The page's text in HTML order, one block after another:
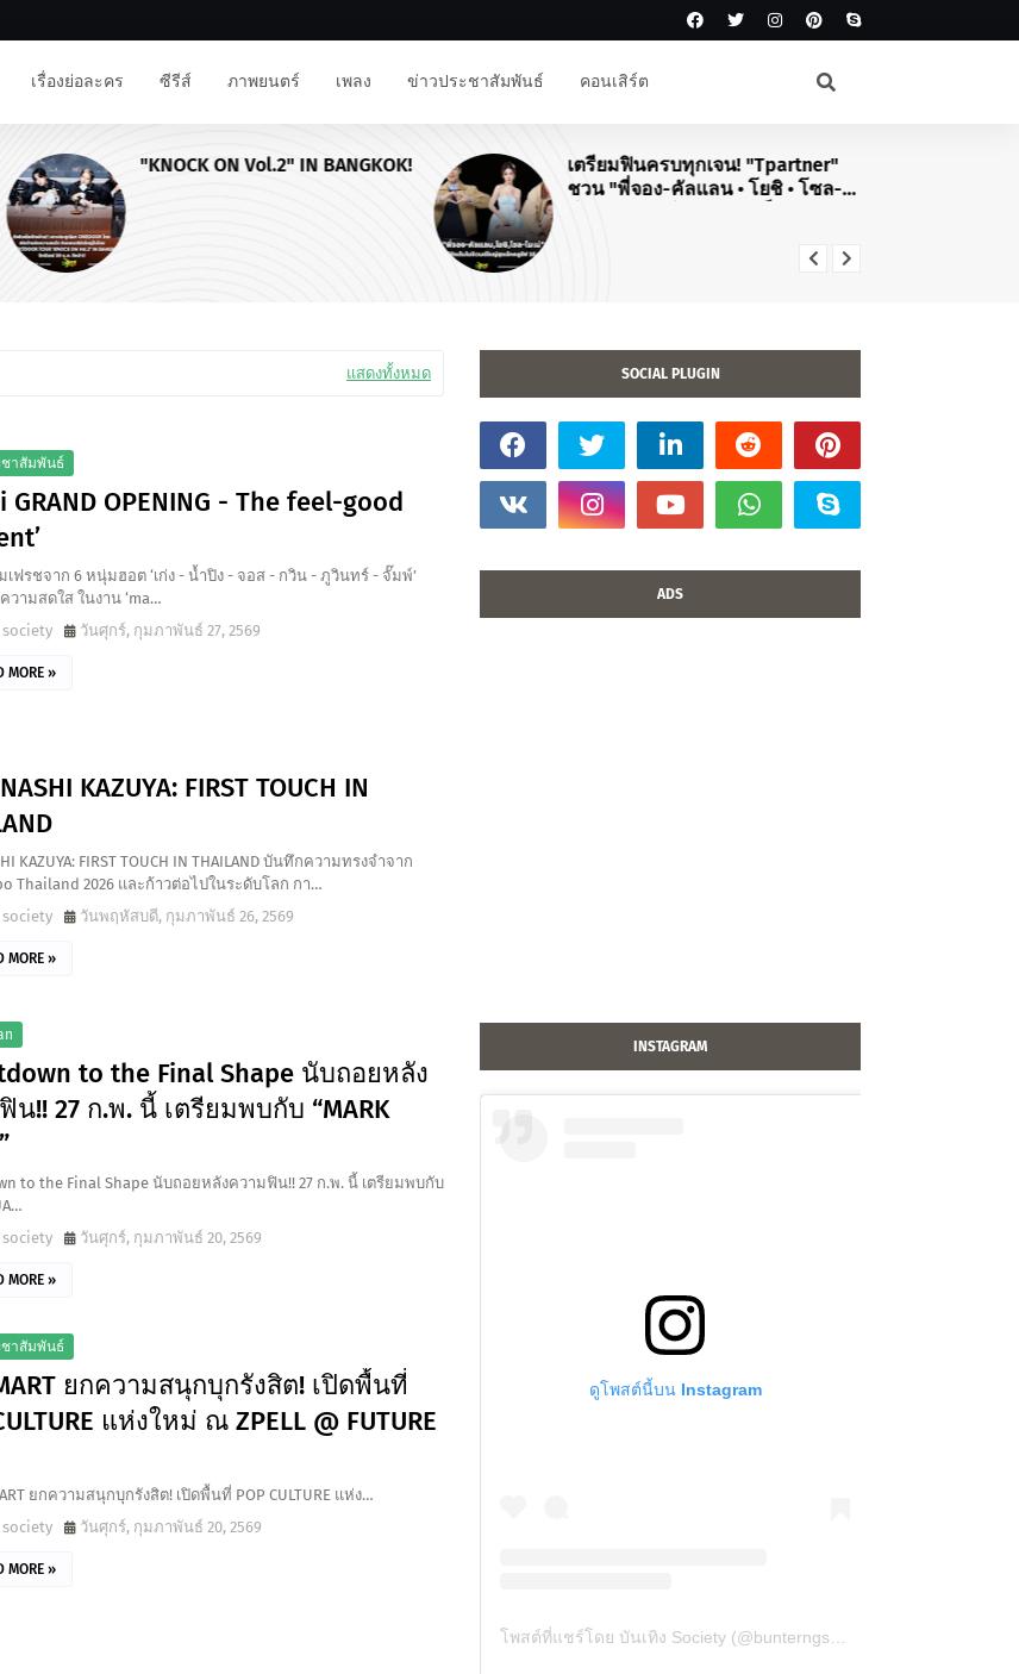
เรื่องย่อละคร ซีรีส์ ภาพยนตร์ เพลง ข่าวประชาสัมพันธ์ คอนเสิร์ต
"KNOCK ON Vol.2" IN BANGKOK!
เตรียมฟินครบทุกเจน! "Tpartner"
ชวน "พี่จอง-คัลแลน • โยชิ • โซล-
แสดงทั้งหมด
ชาสัมพันธ์
GRAND OPENING - The feel-good
เฟรชจาก 6 หนุ่มฮอต ‘เก่ง - น้ำปิง - จอส - กวิน - ภูวินทร์ - จั๊มพ์’
วามสดใส ในงาน ‘ma…
society
วันศุกร์, กุมภาพันธ์ 27, 2569
MORE »
KAZUYA: FIRST TOUCH IN
KAZUYA: FIRST TOUCH IN THAILAND บันทึกความทรงจำจาก
Thailand 2026 และก้าวต่อไปในระดับโลก กา…
society
วันพฤหัสบดี, กุมภาพันธ์ 26, 2569
MORE »
to the Final Shape นับถอยหลัง
น!! 27 ก.พ. นี้ เตรียมพบกับ “MARK
to the Final Shape นับถอยหลังความฟิน!! 27 ก.พ. นี้ เตรียมพบกับ
society
วันศุกร์, กุมภาพันธ์ 20, 2569
MORE »
ชาสัมพันธ์
ยกความสนุกบุกรังสิต! เปิดพื้นที่
แห่งใหม่ ณ ZPELL @ FUTURE
ยกความสนุกบุกรังสิต! เปิดพื้นที่ POP CULTURE แห่ง…
society
วันศุกร์, กุมภาพันธ์ 20, 2569
MORE »
SOCIAL PLUGIN
ADS
INSTAGRAM
ดูโพสต์นี้บน Instagram